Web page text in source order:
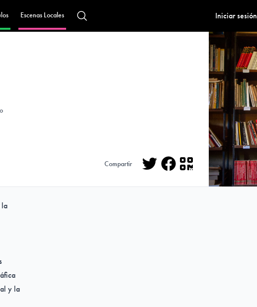
Escenas Locales Iniciar sesión
Compartir
Facebook
la
y la